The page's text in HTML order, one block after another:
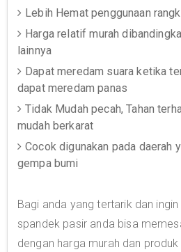
Lebih Hemat penggunaan
Harga relatif murah
lainnya
Dapat meredam suara ketika
dapat meredam panas
Tidak Mudah pecah, Tahan
mudah berkarat
Cocok digunakan pada daerah
gempa bumi
Bagi anda yang tertarik dan
spandek pasir anda bisa
dengan harga murah dan